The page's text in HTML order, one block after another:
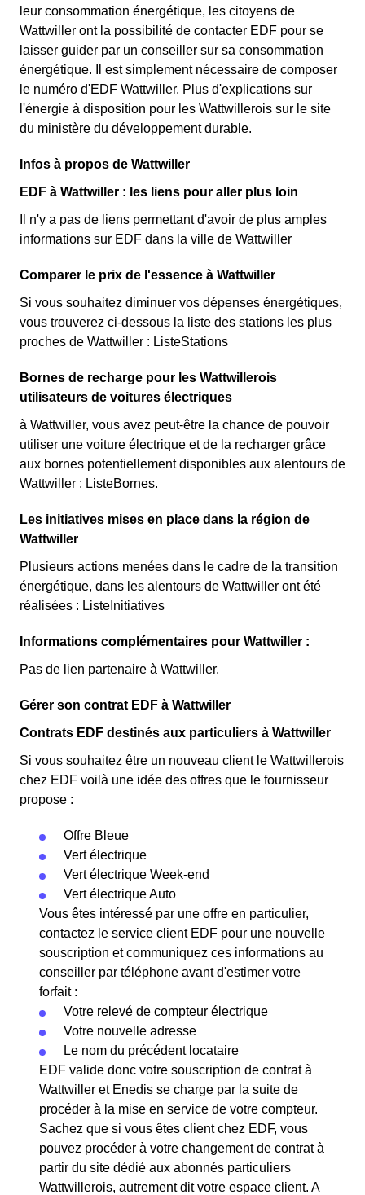
leur consommation énergétique, les citoyens de
Wattwiller ont la possibilité de contacter EDF pour se
laisser guider par un conseiller sur sa consommation
énergétique. Il est simplement nécessaire de composer
le numéro d'EDF Wattwiller. Plus d'explications sur
l'énergie à disposition pour les Wattwillerois sur le site
du ministère du développement durable.
Infos à propos de Wattwiller
EDF à Wattwiller : les liens pour aller plus loin
Il n'y a pas de liens permettant d'avoir de plus amples
informations sur EDF dans la ville de Wattwiller
Comparer le prix de l'essence à Wattwiller
Si vous souhaitez diminuer vos dépenses énergétiques,
vous trouverez ci-dessous la liste des stations les plus
proches de Wattwiller : ListeStations
Bornes de recharge pour les Wattwillerois
utilisateurs de voitures électriques
à Wattwiller, vous avez peut-être la chance de pouvoir
utiliser une voiture électrique et de la recharger grâce
aux bornes potentiellement disponibles aux alentours de
Wattwiller : ListeBornes.
Les initiatives mises en place dans la région de
Wattwiller
Plusieurs actions menées dans le cadre de la transition
énergétique, dans les alentours de Wattwiller ont été
réalisées : ListeInitiatives
Informations complémentaires pour Wattwiller :
Pas de lien partenaire à Wattwiller.
Gérer son contrat EDF à Wattwiller
Contrats EDF destinés aux particuliers à Wattwiller
Si vous souhaitez être un nouveau client le Wattwillerois
chez EDF voilà une idée des offres que le fournisseur
propose :
Offre Bleue
Vert électrique
Vert électrique Week-end
Vert électrique Auto
Vous êtes intéressé par une offre en particulier,
contactez le service client EDF pour une nouvelle
souscription et communiquez ces informations au
conseiller par téléphone avant d'estimer votre
forfait :
Votre relevé de compteur électrique
Votre nouvelle adresse
Le nom du précédent locataire
EDF valide donc votre souscription de contrat à
Wattwiller et Enedis se charge par la suite de
procéder à la mise en service de votre compteur.
Sachez que si vous êtes client chez EDF, vous
pouvez procéder à votre changement de contrat à
partir du site dédié aux abonnés particuliers
Wattwillerois, autrement dit votre espace client. A